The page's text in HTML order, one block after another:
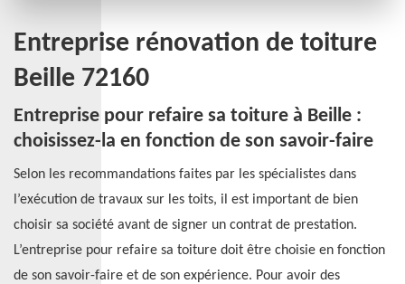
Entreprise rénovation de toiture
Beille 72160
Entreprise pour refaire sa toiture à Beille :
choisissez-la en fonction de son savoir-faire
Selon les recommandations faites par les spécialistes dans
l’exécution de travaux sur les toits, il est important de bien
choisir sa société avant de signer un contrat de prestation.
L’entreprise pour refaire sa toiture doit être choisie en fonction
de son savoir-faire et de son expérience. Pour avoir des